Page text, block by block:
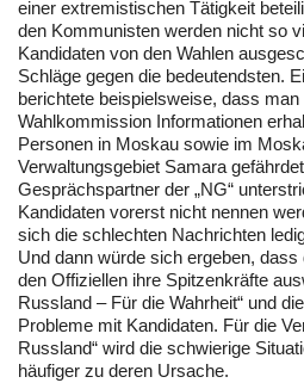
einer extremistischen Tätigkeit
den Kommunisten werden nicht so
Kandidaten von den Wahlen
Schläge gegen die bedeutendsten.
berichtete beispielsweise, dass
Wahlkommission Informationen
Personen in Moskau sowie im
Verwaltungsgebiet Samara
Gesprächspartner der „NG“
Kandidaten vorerst nicht nennen
sich die schlechten Nachrichten
Und dann würde sich ergeben,
den Offiziellen ihre Spitzenkräfte
Russland – Für die Wahrheit“ und
Probleme mit Kandidaten. Für die
Russland“ wird die schwierige
häufiger zu deren Ursache.